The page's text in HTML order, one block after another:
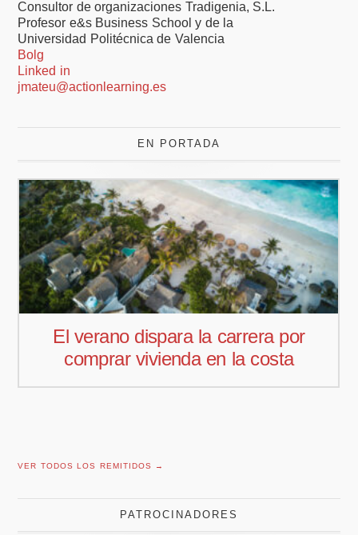
Consultor de organizaciones Tradigenia, S.L.
Profesor e&s Business School y de la
Universidad Politécnica de Valencia
Bolg
Linked in
jmateu@actionlearning.es
EN PORTADA
Pedro Aguiar nuevo responsable
comercial para Offcoustic Iberia
VER TODOS LOS REMITIDOS →
PATROCINADORES